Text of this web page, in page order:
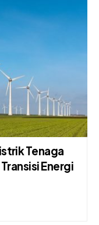
Tenaga
Energi